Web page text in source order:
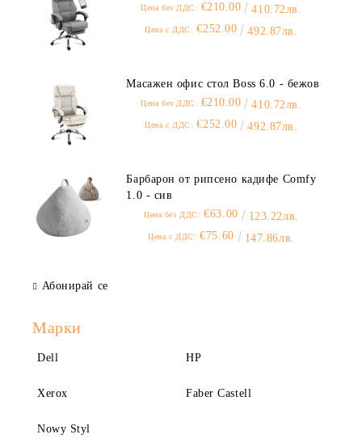
Цена без ДДС: €210.00 410.72лв.
Цена с ДДС: €252.00 492.87лв.
Масажен офис стол Boss 6.0 - бежов
Цена без ДДС: €210.00 410.72лв.
Цена с ДДС: €252.00 492.87лв.
Барбарон от рипсено кадифе Comfy
1.0 - сив
Цена без ДДС: €63.00 123.22лв.
Цена с ДДС: €75.60 147.86лв.
Абонирай се
Марки
Dell HP
Xerox Faber Castell
Nowy Styl